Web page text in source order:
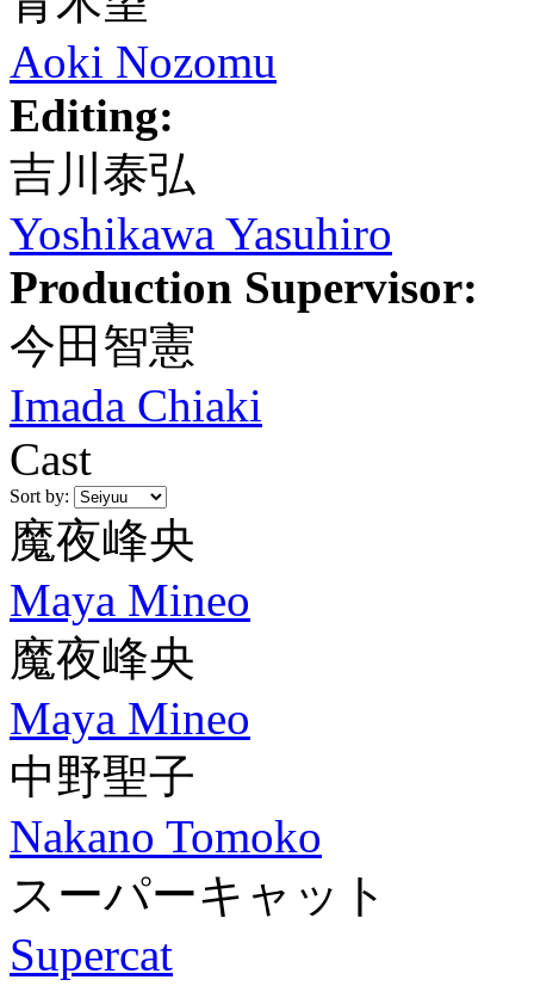
Aoki Nozomu
Editing:
吉川泰弘
Yoshikawa Yasuhiro
Production Supervisor:
今田智憲
Imada Chiaki
Cast
Sort by:
魔夜峰央
Maya Mineo
魔夜峰央
Maya Mineo
中野聖子
Nakano Tomoko
スーパーキャット
Supercat